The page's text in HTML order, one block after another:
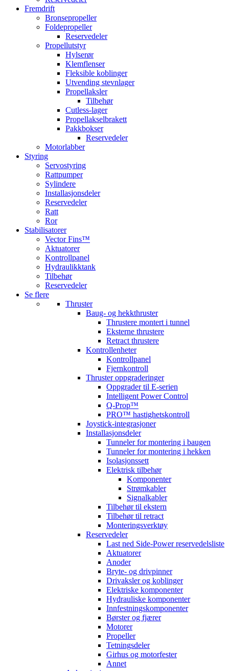
Fremdrift
Bronsepropeller
Foldepropeller
Reservedeler
Propellutstyr
Hylserør
Klemflenser
Fleksible koblinger
Utvending stevnlager
Propellaksler
Tilbehør
Cutless-lager
Propellakselbrakett
Pakkbokser
Reservedeler
Motorlabber
Styring
Servostyring
Rattpumper
Sylindere
Installasjonsdeler
Reservedeler
Ratt
Ror
Stabilisatorer
Vector Fins™
Aktuatorer
Kontrollpanel
Hydraulikktank
Tilbehør
Reservedeler
Se flere
Thruster
Baug- og hekkthruster
Thrustere montert i tunnel
Eksterne thrustere
Retract thrustere
Kontrollenheter
Kontrollpanel
Fjernkontroll
Thruster oppgraderinger
Oppgrader til E-serien
Intelligent Power Control
Q-Prop™
PRO™ hastighetskontroll
Joystick-integrasjoner
Installasjonsdeler
Tunneler for montering i baugen
Tunneler for montering i hekken
Isolasjonssett
Elektrisk tilbehør
Komponenter
Strømkabler
Signalkabler
Tilbehør til ekstern
Tilbehør til retract
Monteringsverktøy
Reservedeler
Last ned Side-Power reservedelsliste
Aktuatorer
Anoder
Bryte- og drivpinner
Drivaksler og koblinger
Elektriske komponenter
Hydrauliske komponenter
Innfestningskomponenter
Børster og fjærer
Motorer
Propeller
Tetningsdeler
Girhus og motorfester
Annet